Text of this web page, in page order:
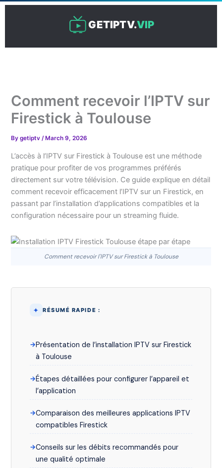
Skip
GETIPTV.VIP
Comment recevoir l’IPTV sur
Firestick à Toulouse
Bygetiptv/ March 9, 2026
L’accès à l’IPTV sur Firestick à Toulouse est une méthode
pratique pour profiter de vos programmes préférés
directement sur votre télévision. Ce guide explique en détail
comment recevoir efficacement l’IPTV sur un Firestick, en
passant par l’installation d’applications compatibles et la
configuration nécessaire pour un streaming fluide.
Comment recevoir l'IPTV sur Firestick à Toulouse
RÉSUMÉ RAPIDE :
Présentation de l’installation IPTV sur Firestick
à Toulouse
Étapes détaillées pour configurer l’appareil et
l’application
Comparaison des meilleures applications IPTV
compatibles Firestick
Conseils sur les débits recommandés pour
une qualité optimale